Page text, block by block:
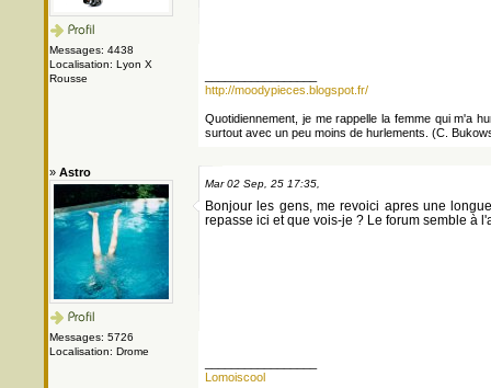
Messages: 4438
Localisation: Lyon X
Rousse
http://moodypieces.blogspot.fr/
Quotidiennement, je me rappelle la femme qui m'a
surtout avec un peu moins de hurlements. (C.
» Astro
Messages: 5726
Localisation: Drome
Mar 02 Sep, 25 17:35,
Bonjour les gens, me revoici apres une
repasse ici et que vois-je ? Le forum semble à
Lomoiscool